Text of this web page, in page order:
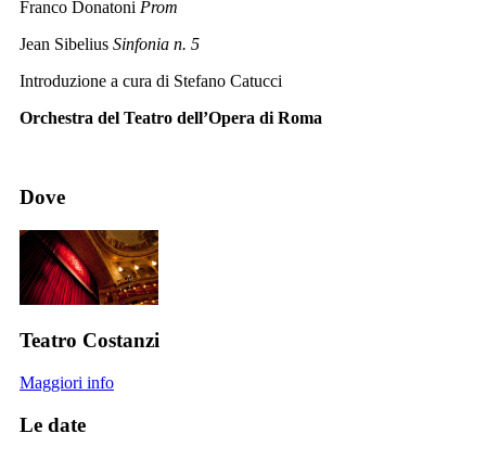
Franco Donatoni Prom
Jean Sibelius Sinfonia n. 5
Introduzione a cura di Stefano Catucci
Orchestra del Teatro dell’Opera di Roma
Dove
Teatro Costanzi
Maggiori info
Le date